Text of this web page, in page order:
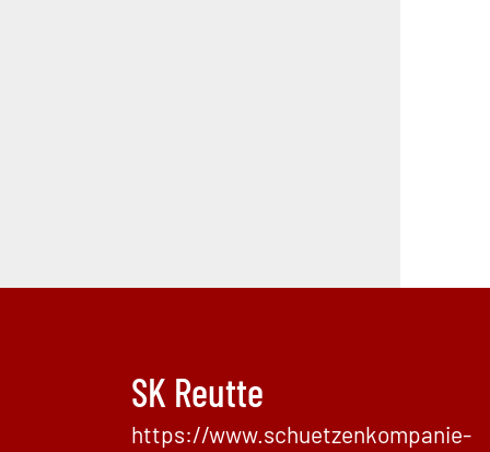
SK Reutte
https://www.schuetzenkompanie-